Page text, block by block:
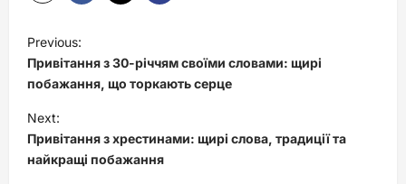
P
o
s
t
n
a
Previous:
Привітання з 30-річчям своїми словами: щирі
побажання, що торкають серце
Next:
Привітання з хрестинами: щирі слова, традиції та
найкращі побажання